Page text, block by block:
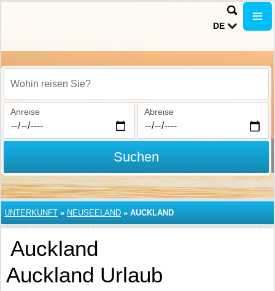
DE
Wohin reisen Sie?
Anreise Abreise
Suchen
UNTERKUNFT » NEUSEELAND » AUCKLAND
Auckland
Auckland Urlaub